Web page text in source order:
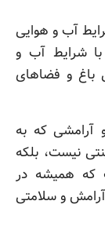
آب و هوایی
شرایط آب و
باغ و فضاهای
آرامشی که به
نیست، بلکه
که همیشه در
و سلامتی